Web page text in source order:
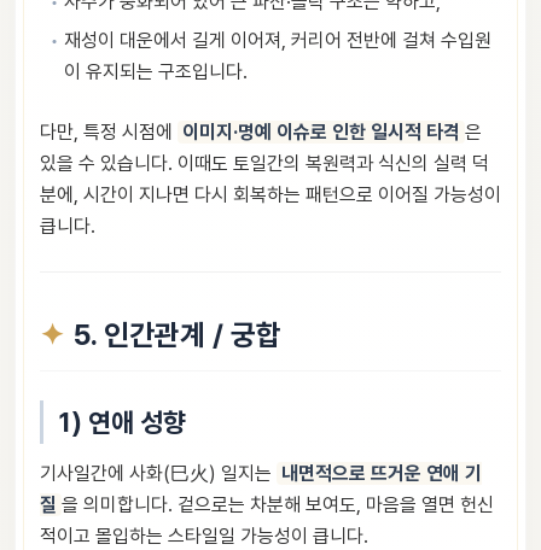
재성이 대운에서 길게 이어져, 커리어 전반에 걸쳐 수입원
이 유지되는 구조입니다.
다만, 특정 시점에 이미지·명예 이슈로 인한 일시적 타격 은
있을 수 있습니다. 이때도 토일간의 복원력과 식신의 실력 덕
분에, 시간이 지나면 다시 회복하는 패턴으로 이어질 가능성이
큽니다.
5. 인간관계 / 궁합
1) 연애 성향
기사일간에 사화(巳火) 일지는 내면적으로 뜨거운 연애 기
질 을 의미합니다. 겉으로는 차분해 보여도, 마음을 열면 헌신
적이고 몰입하는 스타일일 가능성이 큽니다.